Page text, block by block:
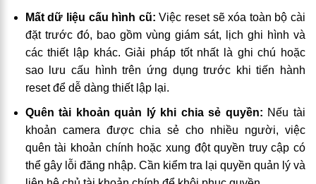
Mất dữ liệu cấu hình cũ: Việc reset sẽ xóa toàn bộ cài
đặt trước đó, bao gồm vùng giám sát, lịch ghi hình và
các thiết lập khác. Giải pháp tốt nhất là ghi chú hoặc
sao lưu cấu hình trên ứng dụng trước khi tiến hành
reset để dễ dàng thiết lập lại.
Quên tài khoản quản lý khi chia sẻ quyền: Nếu tài
khoản camera được chia sẻ cho nhiều người, việc
quên tài khoản chính hoặc xung đột quyền truy cập có
thể gây lỗi đăng nhập. Cần kiểm tra lại quyền quản lý và